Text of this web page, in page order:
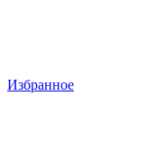
Избранное